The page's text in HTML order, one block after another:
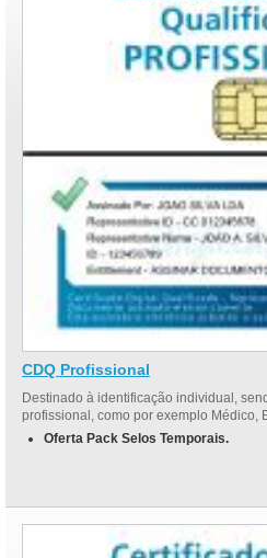
CDQ Profissional
Destinado à identificação individual,
profissional, como por exemplo Médico,
Oferta Pack Selos Temporais.